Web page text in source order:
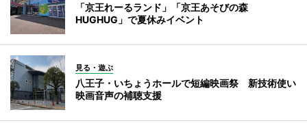
「京王れーるランド」「京王あそびの森
HUGHUG」で夏休みイベント
見る・遊ぶ
八王子・いちょうホールで短編映画祭 新技術使い
映画音声の補聴支援